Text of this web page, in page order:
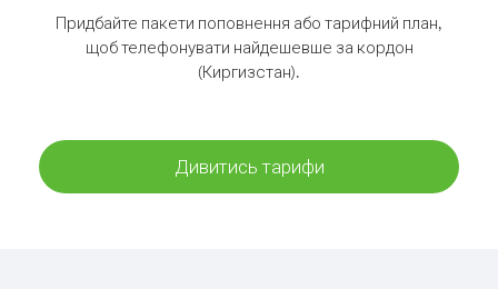
Придбайте пакети поповнення або тарифний план,
щоб телефонувати найдешевше за кордон
(Киргизстан).
Дивитись тарифи